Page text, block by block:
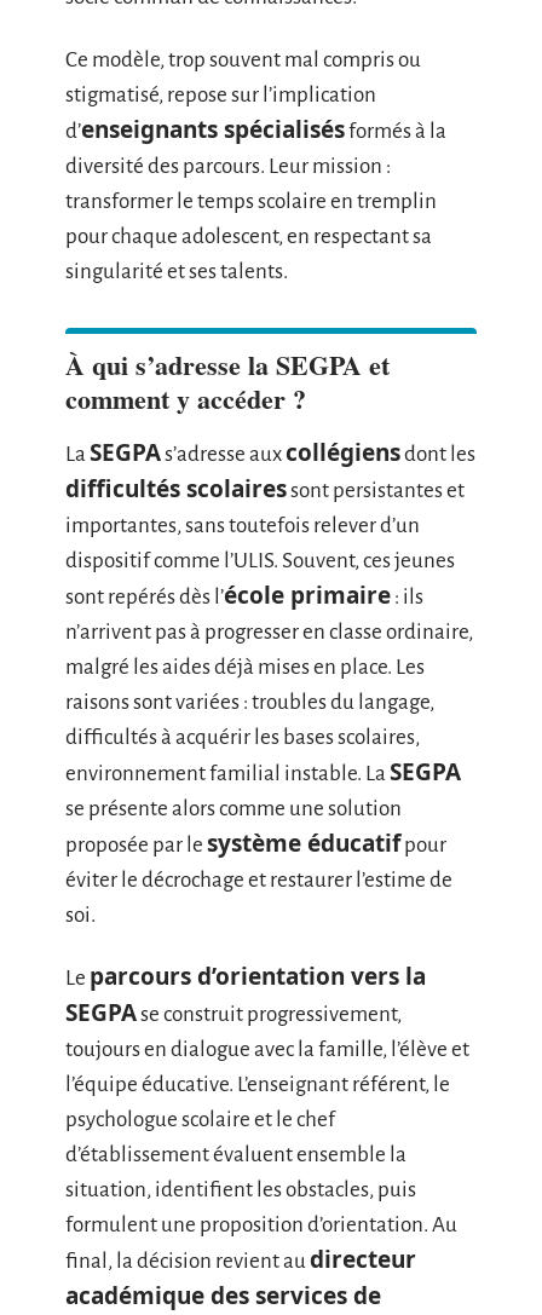
Ce modèle, trop souvent mal compris ou
stigmatisé, repose sur l’implication
d’enseignants spécialisésformés à la
diversité des parcours. Leur mission :
transformer le temps scolaire en tremplin
pour chaque adolescent, en respectant sa
singularité et ses talents.
À qui s’adresse la SEGPA et
comment y accéder ?
La SEGPAs’adresse auxcollégiensdont les
difficultés scolairessont persistantes et
importantes, sans toutefois relever d’un
dispositif comme l’ULIS. Souvent, ces jeunes
sont repérés dès l’école primaire : ils
n’arrivent pas à progresser en classe ordinaire,
malgré les aides déjà mises en place. Les
raisons sont variées : troubles du langage,
difficultés à acquérir les bases scolaires,
environnement familial instable. La SEGPA
se présente alors comme une solution
proposée par le système éducatifpour
éviter le décrochage et restaurer l’estime de
soi.
Le parcours d’orientation vers la
SEGPAse construit progressivement,
toujours en dialogue avec la famille, l’élève et
l’équipe éducative. L’enseignant référent, le
psychologue scolaire et le chef
d’établissement évaluent ensemble la
situation, identifient les obstacles, puis
formulent une proposition d’orientation. Au
final, la décision revient audirecteur
académique des services de